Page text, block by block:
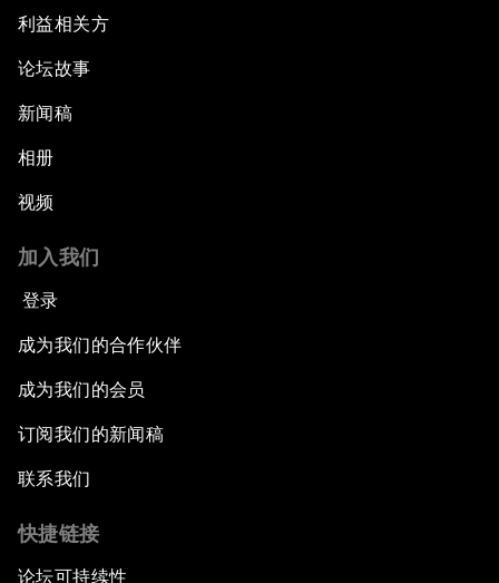
利益相关方
论坛故事
新闻稿
相册
视频
加入我们
登录
成为我们的合作伙伴
成为我们的会员
订阅我们的新闻稿
联系我们
快捷链接
论坛可持续性